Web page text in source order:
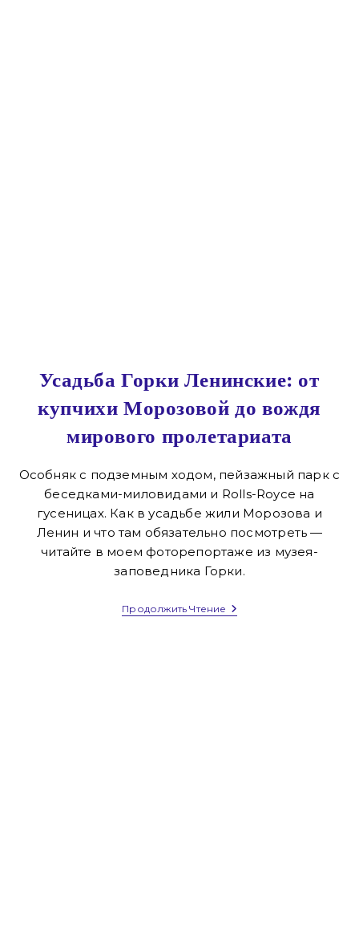
Усадьба Горки Ленинские: от
купчихи Морозовой до вождя
мирового пролетариата
Особняк с подземным ходом, пейзажный парк с
беседками-миловидами и Rolls-Royce на
гусеницах. Как в усадьбе жили Морозова и
Ленин и что там обязательно посмотреть —
читайте в моем фоторепортаже из музея-
заповедника Горки.
Продолжить Чтение Усадьба